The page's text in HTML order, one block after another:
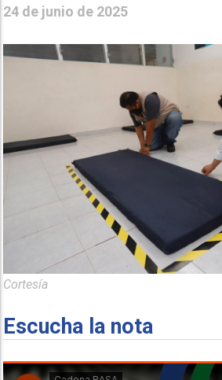
24 de junio de 2025
Cortesía
Escucha la nota